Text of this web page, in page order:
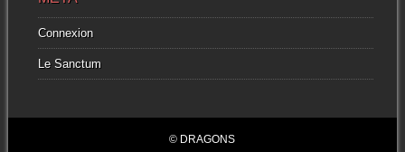
Connexion
Le Sanctum
© DRAGONS